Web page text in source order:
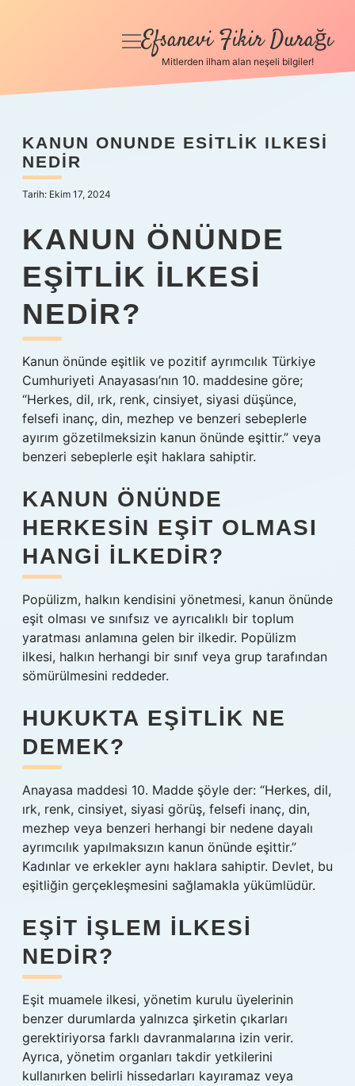
Anasayfa
Yasal Uyarı
Hakkımızda
menüyü
Efsanevi Fikir Durağı
Mitlerden ilham alan neşeli bilgiler!
KANUN ONUNDE ESITLIK ILKESI
NEDIR
Tarih: Ekim 17, 2024
KANUN ÖNÜNDE
EŞITLIK ILKESI
NEDIR?
Kanun önünde eşitlik ve pozitif ayrımcılık Türkiye
Cumhuriyeti Anayasası’nın 10. maddesine göre;
“Herkes, dil, ırk, renk, cinsiyet, siyasi düşünce,
felsefi inanç, din, mezhep ve benzeri sebeplerle
ayırım gözetilmeksizin kanun önünde eşittir.” veya
benzeri sebeplerle eşit haklara sahiptir.
KANUN ÖNÜNDE
HERKESIN EŞIT OLMASI
HANGI ILKEDIR?
Popülizm, halkın kendisini yönetmesi, kanun önünde
eşit olması ve sınıfsız ve ayrıcalıklı bir toplum
yaratması anlamına gelen bir ilkedir. Popülizm
ilkesi, halkın herhangi bir sınıf veya grup tarafından
sömürülmesini reddeder.
HUKUKTA EŞITLIK NE
DEMEK?
Anayasa maddesi 10. Madde şöyle der: “Herkes, dil,
ırk, renk, cinsiyet, siyasi görüş, felsefi inanç, din,
mezhep veya benzeri herhangi bir nedene dayalı
ayrımcılık yapılmaksızın kanun önünde eşittir.”
Kadınlar ve erkekler aynı haklara sahiptir. Devlet, bu
eşitliğin gerçekleşmesini sağlamakla yükümlüdür.
EŞIT IŞLEM ILKESI
NEDIR?
Eşit muamele ilkesi, yönetim kurulu üyelerinin
benzer durumlarda yalnızca şirketin çıkarları
gerektiriyorsa farklı davranmalarına izin verir.
Ayrıca, yönetim organları takdir yetkilerini
kullanırken belirli hissedarları kayıramaz veya